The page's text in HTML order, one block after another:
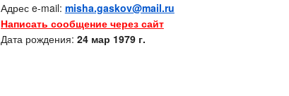
Адрес e-mail: misha.gaskov@mail.ru
Написать сообщение через сайт
Дата рождения: 24 мар 1979 г.